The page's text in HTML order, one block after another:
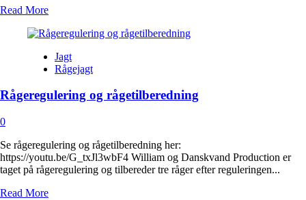
Read MoreRead
about
Magasin:
Rågeregulering
Jagt
Rågejagt
Rågeregulering og rågetilberedning
0
Se rågeregulering og rågetilberedning her:
https://youtu.be/G_txJl3wbF4 William og Danskvand Production er
taget på rågeregulering og tilbereder tre råger efter reguleringen...
Read MoreRead